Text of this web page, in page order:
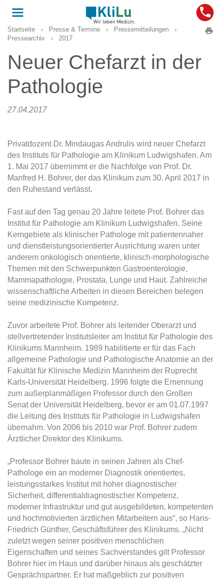
Toggle
navigation
Startseite › Presse & Termine › Pressemitteilungen
›
Pressearchiv
› 2017
Neuer Chefarzt in der
Pathologie
27.04.2017
Privatdozent Dr. Mindaugas Andrulis wird neuer Chefarzt
des Instituts für Pathologie am Klinikum Ludwigshafen. Am
1. Mai 2017 übernimmt er die Nachfolge von Prof. Dr.
Manfred H. Bohrer, der das Klinikum zum 30. April 2017 in
den Ruhestand verlässt.
Fast auf den Tag genau 20 Jahre leitete Prof. Bohrer das
Institut für Pathologie am Klinikum Ludwigshafen. Seine
Kerngebiete als klinischer Pathologe mit patientennaher
und dienstleistungsorientierter Ausrichtung waren unter
anderem onkologisch orientierte, klinisch-morphologische
Themen mit den Schwerpunkten Gastroenterologie,
Mammapathologie, Prostata, Lunge und Haut. Zahlreiche
wissenschaftliche Arbeiten in diesen Bereichen belegen
seine medizinische Kompetenz.
Zuvor arbeitete Prof. Bohrer als leitender Oberarzt und
stellvertretender Institutsleiter am Institut für Pathologie des
Klinikums Mannheim. 1989 habilitierte er für das Fach
allgemeine Pathologie und Pathologische Anatomie an der
Fakultät für Klinische Medizin Mannheim der Ruprecht
Karls-Universität Heidelberg. 1996 folgte die Ernennung
zum außerplanmäßigen Professor durch den Großen
Senat der Universität Heidelberg, bevor er am 01.07.1997
die Leitung des Instituts für Pathologie in Ludwigshafen
übernahm. Von 2006 bis 2010 war Prof. Bohrer zudem
Ärztlicher Direktor des Klinikums.
„Professor Bohrer baute in seinen Jahren als Chef-
Pathologe ein an moderner Diagnostik orientiertes,
leistungsstarkes Institut mit hoher diagnostischer
Sicherheit, differentialdiagnostischer Kompetenz,
moderner Infrastruktur und gut ausgebildeten, kompetenten
und hochmotivierten ärztlichen Mitarbeitern aus“, so Hans-
Friedrich Günther, Geschäftsführer des Klinikums. „Nicht
zuletzt wegen seiner positiven menschlichen
Eigenschaften und seines Sachverstandes gilt Professor
Bohrer hier im Haus und darüber hinaus als geschätzter
Gesprächspartner. Er hat maßgeblich zur positiven